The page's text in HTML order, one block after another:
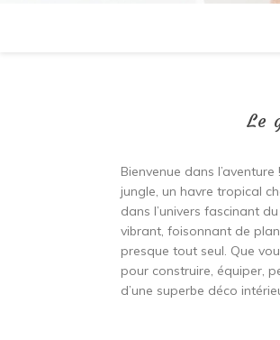
Le
Bienvenue dans
jungle, un havre tropical
dans l’univers fascinant
vibrant, foisonnant de
presque tout seul. Que
pour construire, équiper,
d’une superbe déco